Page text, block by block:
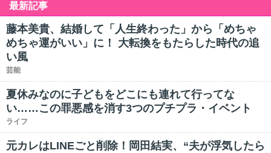
最新記事
藤本美貴、結婚して「人生終わった」から「めちゃ
めちゃ運がいい」に！ 大転換をもたらした時代の追
い風
芸能
夏休みなのに子どもをどこにも連れて行ってな
い……この罪悪感を消す3つのプチプラ・イベント
ライフ
元カレはLINEごと削除！岡田結実、“夫が浮気したら